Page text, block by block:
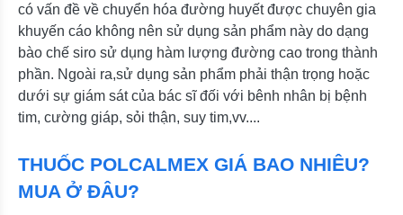
có vấn đề về chuyển hóa đường huyết được chuyên gia
khuyến cáo không nên sử dụng sản phẩm này do dạng
bào chế siro sử dụng hàm lượng đường cao trong thành
phần. Ngoài ra,sử dụng sản phẩm phải thận trọng hoặc
dưới sự giám sát của bác sĩ đối với bênh nhân bị bệnh
tim, cường giáp, sỏi thận, suy tim,vv....
THUỐC POLCALMEX GIÁ BAO NHIÊU?
MUA Ở ĐÂU?